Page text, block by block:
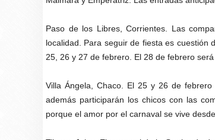
Paso de los Libres, Corrientes. Las
localidad. Para seguir de fiesta es cuestión
25, 26 y 27 de febrero. El 28 de febrero
Villa Ángela, Chaco. El 25 y 26 de
además participarán los chicos con las
porque el amor por el carnaval se vive